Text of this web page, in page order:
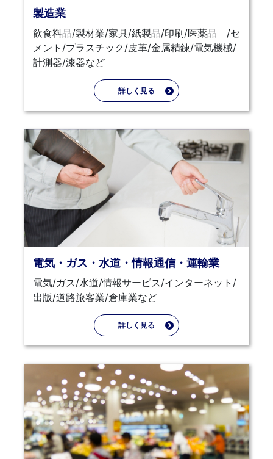
製造業
飲食料品/製材業/家具/紙製品/印刷/医薬品 /セ
メント/プラスチック/皮革/金属精錬/電気機械/
計測器/漆器など
詳しく見る
電気・ガス・水道・情報通信・運輸業
電気/ガス/水道/情報サービス/インターネット/
出版/道路旅客業/倉庫業など
詳しく見る